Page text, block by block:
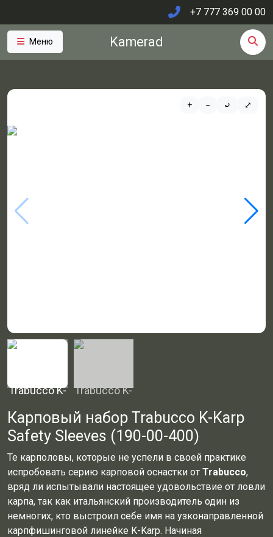
+7 777 369 00 00
Меню Kamerad
+ − ⤾ ⤢
Карповый набор Trabucco K-Karp
Safety Sleeves (190-00-400)
Те карполовы, которые не успели в своей практике
испробовать серию карповой оснастки от Trabucco,
вряд ли испытывали настоящее удовольствие от ловли
карпа, так как итальянский производитель один из
немногих, кто выстроил себе имя на узконаправленной
карпфишинговой линейке K-Karp. Начиная